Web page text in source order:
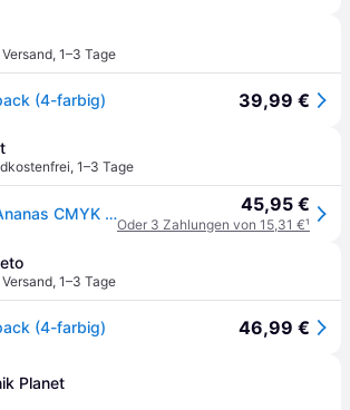
, 1–3 Tage
(4-farbig) 39,99 €
, 1–3 Tage
C13T10G64010 Ananas CMYK Druckerpatrone 45,95 €
Oder 3 Zahlungen von 15,31 €¹
, 1–3 Tage
(4-farbig) 46,99 €
Planet